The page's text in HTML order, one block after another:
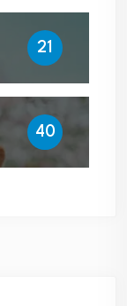
21
40